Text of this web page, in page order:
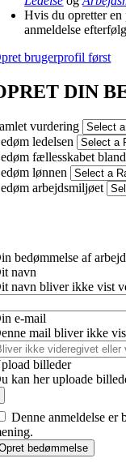
Hvis du opretter
anmeldelse
brugerprofil først
DIN
vurdering
ledelsen
fællesskabet
lønnen
arbejdsmiljøet
bedømmelse af
navn
navn bliver ikke vist
e-mail
mail bliver ikke
billeder
kan her uploade
Denne anmeldelse er
bedømmelse